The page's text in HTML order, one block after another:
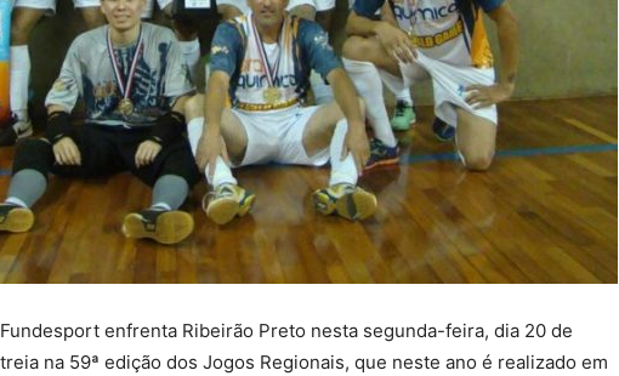
enfrenta Ribeirão Preto nesta segunda-feira, dia 20 de
na 59ª edição dos Jogos Regionais, que neste ano é realizado em